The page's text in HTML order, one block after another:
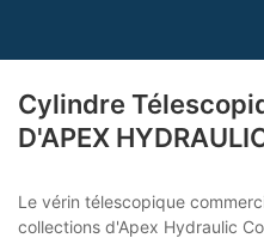
Cylindre
D'APEX
Le vérin télescopique
collections d'Apex Hydraulic